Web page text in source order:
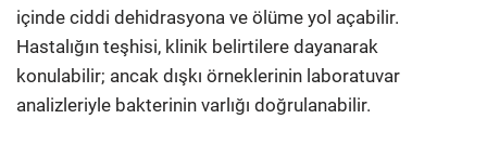
içinde ciddi dehidrasyona ve ölüme yol açabilir.
Hastalığın teşhisi, klinik belirtilere dayanarak
konulabilir; ancak dışkı örneklerinin laboratuvar
analizleriyle bakterinin varlığı doğrulanabilir.​